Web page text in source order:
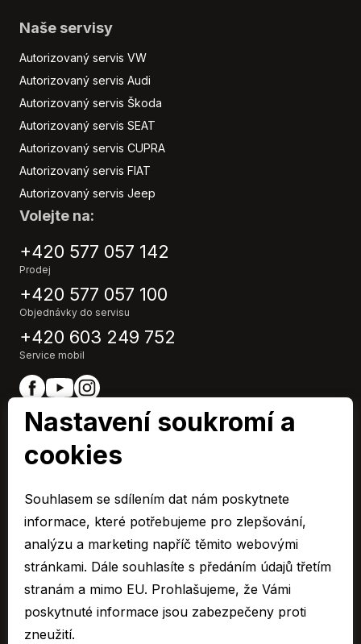
Společnost je zapsaná u Krajského soudu v Brně, oddíl C 10955
© 2026 Všechna práva vyhrazena.
Cookies
Ochrana osobních údajů – GDPR
Compliance
Mimosoudní řešení spotřebitelských sporů
Naše servisy
Autorizovaný servis VW
Autorizovaný servis Audi
Autorizovaný servis Škoda
Autorizovaný servis SEAT
Autorizovaný servis CUPRA
Autorizovaný servis FIAT
Autorizovaný servis Jeep
Volejte na:
+420 577 057 142
Prodej
+420 577 057 100
Objednávky do servisu
+420 603 249 752
Service mobil
Nastavení soukromí a
cookies
Souhlasem se sdílením dat nám poskytnete
informace, které potřebujeme pro zlepšování,
analýzu a marketing napříč těmito webovými
stránkami. Dále souhlasíte s předáním údajů třetím
stranám a mimo EU. Prohlašujeme, že Vámi
poskytnuté informace jsou zabezpečeny proti
zneužití.